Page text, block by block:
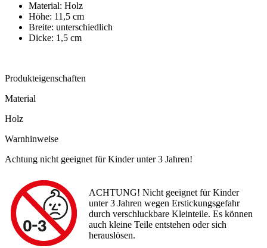
Material: Holz
Höhe: 11,5 cm
Breite: unterschiedlich
Dicke: 1,5 cm
Produkteigenschaften
Material
Holz
Warnhinweise
Achtung nicht geeignet für Kinder unter 3 Jahren!
ACHTUNG! Nicht geeignet für Kinder
unter 3 Jahren wegen Erstickungsgefahr
durch verschluckbare Kleinteile. Es können
auch kleine Teile entstehen oder sich
herauslösen.